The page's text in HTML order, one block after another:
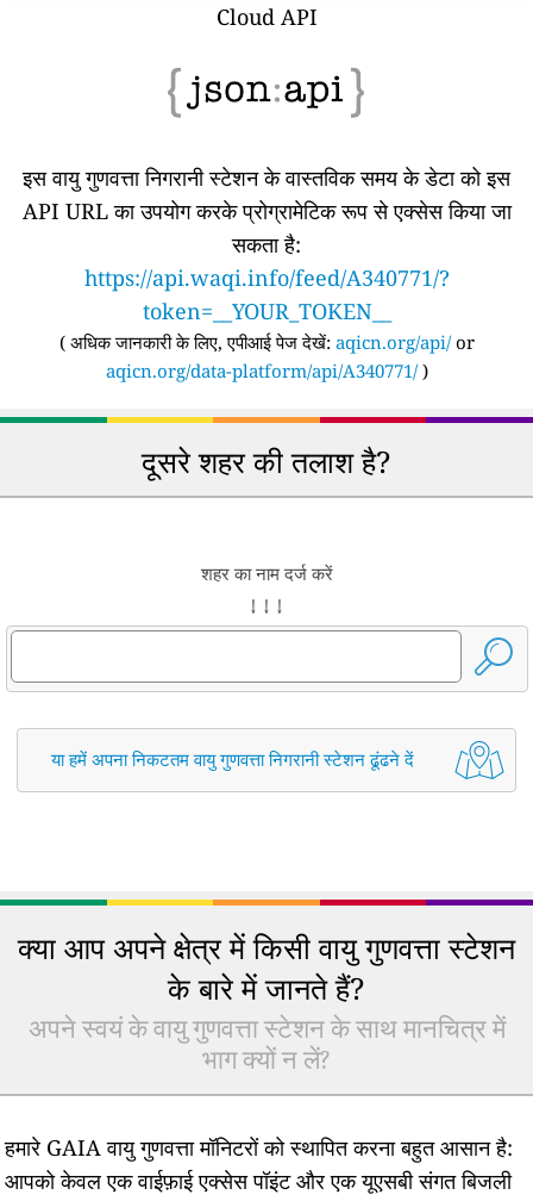
Cloud API
इस वायु गुणवत्ता निगरानी स्टेशन के वास्तविक समय के डेटा को इस
API URL का उपयोग करके प्रोग्रामेटिक रूप से एक्सेस किया जा
सकता है:
https://api.waqi.info/feed/A340771/?
token=__YOUR_TOKEN__
( अधिक जानकारी के लिए, एपीआई पेज देखें: aqicn.org/api/or
aqicn.org/data-platform/api/A340771/)
दूसरे शहर की तलाश है?
शहर का नाम दर्ज करें
↓ ↓ ↓
या हमें अपना निकटतम वायु गुणवत्ता निगरानी स्टेशन ढूंढने दें
क्या आप अपने क्षेत्र में किसी वायु गुणवत्ता स्टेशन
के बारे में जानते हैं?
अपने स्वयं के वायु गुणवत्ता स्टेशन के साथ मानचित्र में
भाग क्यों न लें?
हमारे GAIA वायु गुणवत्ता मॉनिटरों को स्थापित करना बहुत आसान है:
आपको केवल एक वाईफ़ाई एक्सेस पॉइंट और एक यूएसबी संगत बिजली